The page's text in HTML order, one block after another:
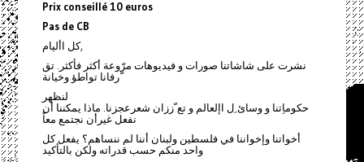
Prix conseillé 10 euros
Pas de CB
كل األيام,
نشرت على شاشاتنا صورات و فيديوهات مرّوعة أكثر فأكثر. تق
ّرفانا تواطؤ وخيانة
لنظهر
حكوماِتنا و وسائ ِل اإلعالم و تع ّززان شعرعجزنا. ماذا يمكننا أن
نفعل غيرأن نجتمع معاً
أخواتنا وإخواننا في فلسطين ولبنان أننا لم ننساهم؟ يفعل كل
واحد منكم حسب قدراته ولكن بالتأكيد